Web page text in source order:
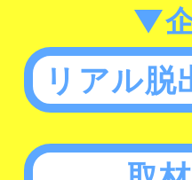
▼
リアル脱